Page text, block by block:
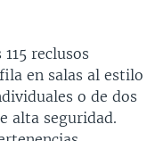
reclusos
en salas al estilo
o de dos
alta seguridad.